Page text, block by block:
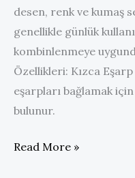
desen, renk ve kumaş
genellikle günlük
kombinlenmeye
Özellikleri: Kızca Eşarp
eşarpları bağlamak
bulunur.
KIZCA
Read More »